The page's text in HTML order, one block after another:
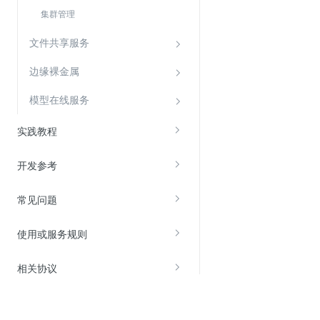
集群管理
文件共享服务
边缘裸金属
模型在线服务
实践教程
开发参考
常见问题
使用或服务规则
相关协议